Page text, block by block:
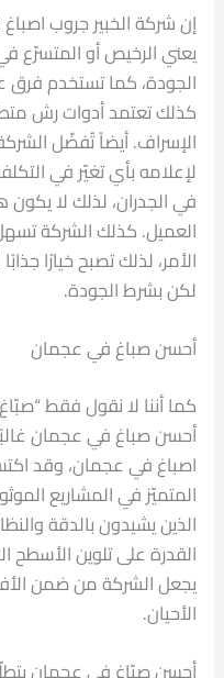
إن شركة الخبير جروب
يعني الرخيص أو المتسرّع
الجودة، كما تستخدم فرق
كذلك تعتمد أدوات رش
الإسراف. أيضاً تُفضّل
لإعلامه بأي تغيّر في
في الجدران، لذلك لا يكون
العميل. كذلك الشركة
الأمر، لذلك تصبح خيارًا
لكن بشرط الجودة.
أحسن صباغ في عجمان
كما أننا لا نقول فقط
أحسن صباغ في عجمان
اصباغ في عجمان، وقد
المتميّز في المشاريع
الذين يشيدون بالدقة
القدرة على تلوين الأسطح
يجعل الشركة من ضمن
الأحيان.
أحسن صبّاغ في عجمان